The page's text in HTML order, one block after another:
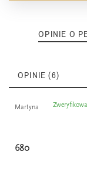
OPINIE O
OPINIE (6)
Martyna
680